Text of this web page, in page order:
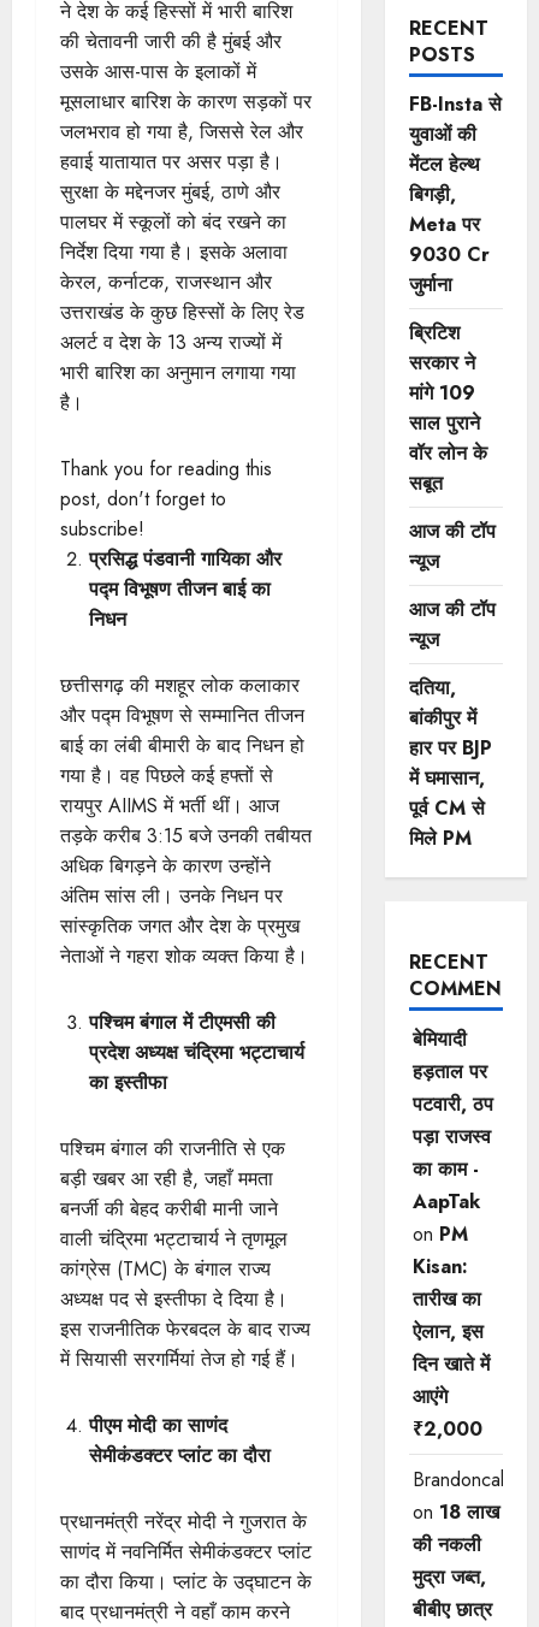
ने देश के कई हिस्सों में भारी बारिश
की चेतावनी जारी की है मुंबई और
उसके आस-पास के इलाकों में
मूसलाधार बारिश के कारण सड़कों पर
जलभराव हो गया है, जिससे रेल और
हवाई यातायात पर असर पड़ा है।
सुरक्षा के मद्देनजर मुंबई, ठाणे और
पालघर में स्कूलों को बंद रखने का
निर्देश दिया गया है। इसके अलावा
केरल, कर्नाटक, राजस्थान और
उत्तराखंड के कुछ हिस्सों के लिए रेड
अलर्ट व देश के 13 अन्य राज्यों में
भारी बारिश का अनुमान लगाया गया
है।
Thank you for reading this
post, don't forget to
subscribe!
प्रसिद्ध पंडवानी गायिका और
पद्म विभूषण तीजन बाई का
निधन
छत्तीसगढ़ की मशहूर लोक कलाकार
और पद्म विभूषण से सम्मानित तीजन
बाई का लंबी बीमारी के बाद निधन हो
गया है। वह पिछले कई हफ्तों से
रायपुर AIIMS में भर्ती थीं। आज
तड़के करीब 3:15 बजे उनकी तबीयत
अधिक बिगड़ने के कारण उन्होंने
अंतिम सांस ली। उनके निधन पर
सांस्कृतिक जगत और देश के प्रमुख
नेताओं ने गहरा शोक व्यक्त किया है।
पश्चिम बंगाल में टीएमसी की
प्रदेश अध्यक्ष चंद्रिमा भट्टाचार्य
का इस्तीफा
पश्चिम बंगाल की राजनीति से एक
बड़ी खबर आ रही है, जहाँ ममता
बनर्जी की बेहद करीबी मानी जाने
वाली चंद्रिमा भट्टाचार्य ने तृणमूल
कांग्रेस (TMC) के बंगाल राज्य
अध्यक्ष पद से इस्तीफा दे दिया है।
इस राजनीतिक फेरबदल के बाद राज्य
में सियासी सरगर्मियां तेज हो गई हैं।
पीएम मोदी का साणंद
सेमीकंडक्टर प्लांट का दौरा
प्रधानमंत्री नरेंद्र मोदी ने गुजरात के
साणंद में नवनिर्मित सेमीकंडक्टर प्लांट
का दौरा किया। प्लांट के उद्घाटन के
बाद प्रधानमंत्री ने वहाँ काम करने
RECENT
POSTS
FB-Insta से
युवाओं की
मेंटल हेल्थ
बिगड़ी,
Meta पर
9030 Cr
जुर्माना
ब्रिटिश
सरकार ने
मांगे 109
साल पुराने
वॉर लोन के
सबूत
आज की टॉप
न्यूज
आज की टॉप
न्यूज
दतिया,
बांकीपुर में
हार पर BJP
में घमासान,
पूर्व CM से
मिले PM
RECENT
COMMENTS
बेमियादी
हड़ताल पर
पटवारी, ठप
पड़ा राजस्व
का काम -
AapTak
on PM
Kisan:
तारीख का
ऐलान, इस
दिन खाते में
आएंगे
₹2,000
Brandoncah
on 18 लाख
की नकली
मुद्रा जब्त,
बीबीए छात्र